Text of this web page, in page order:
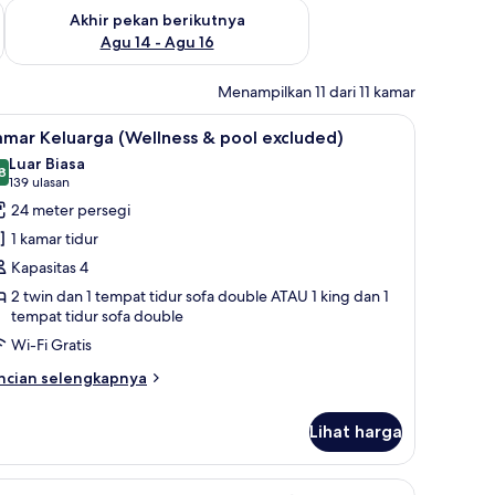
Agu 7 - Agu 9
Akhir pekan berikutnya
Agu 14 - Agu 16
Periksa ketersediaan untuk akhir pekan berikutnya Agu 14 -
Menampilkan 11 dari 11 kamar
(Wellness & pool excluded) | Brankas dan seprai linen
8 Keluarga (Wellness & pool excluded)
dari 10
Luar Biasa
139 ulasan
(139
ulasan)
24 meter persegi
1 kamar tidur
Kapasitas 4
2 twin dan 1 tempat tidur sofa double ATAU 1 king dan 1
tempat tidur sofa double
Wi-Fi Gratis
selengkapnya
Lihat harga
Kamar Superior, 1 Tempat Tidur King (Plus -